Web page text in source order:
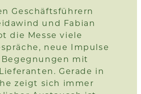
Geschäftsführern
und Fabian
die Messe viele
neue Impulse
mit
Gerade in
zeigt sich immer